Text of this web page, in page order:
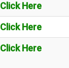
Click Here
Click Here
Click Here